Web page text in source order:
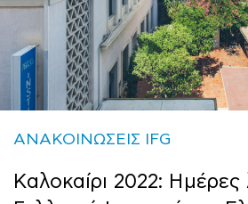
ΑΝΑΚΟΙΝΩΣΕΙΣ IFG
Καλοκαίρι 2022: Ημέρες